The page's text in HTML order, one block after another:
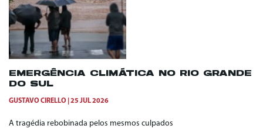
EMERGÊNCIA CLIMÁTICA NO RIO GRANDE
DO SUL
GUSTAVO CIRELLO 25 JUL 2026
A tragédia rebobinada pelos mesmos culpados